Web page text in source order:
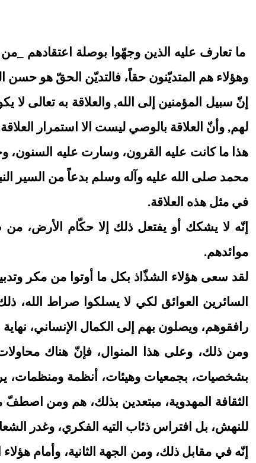
ما تعارف عليه الذين وجهّوا بوصلة اعتقادهم
وهؤلاء هم المتديّنون حقاً، فالتديّن الحقّ هو حسن
إنّ سبيل المؤمنين إلى الله, والعلاقة به تعالى
لهم, وأنّ العلاقة بالوصي ليست الا استمرار
هذا ما كانت عليه القرون، وسارت عليه السنون،
محمد صلى الله عليه وآله وسلم بدعاً من السير
في مثل هذه العلاقة.
إنّه لا يشكك أو يفتعل ذلك إلا حكّام الأرض،
موائدهم.
لقد سعى هؤلاء الشذّاذ بكل ما أوتوا من مكر
السائرين العوائق لكي لا يسلكوا صراط الله،
رافقوهم، ويصلون بهم إلى الكمال الإنساني،
ومن ذلك، وعلى هذا المنوال، فإنّ هناك
بشخصيات، بجمعيات وهيئات، أنظمة ومنظمات،
الثقافة المهدوية، مبتعدين بذلك، هم ومن
للنهش، بل افتراس ذئاب التيه الفكري، وغدر
إنّه في مقابل ذلك، ومن الجهة الثانية، وأمام